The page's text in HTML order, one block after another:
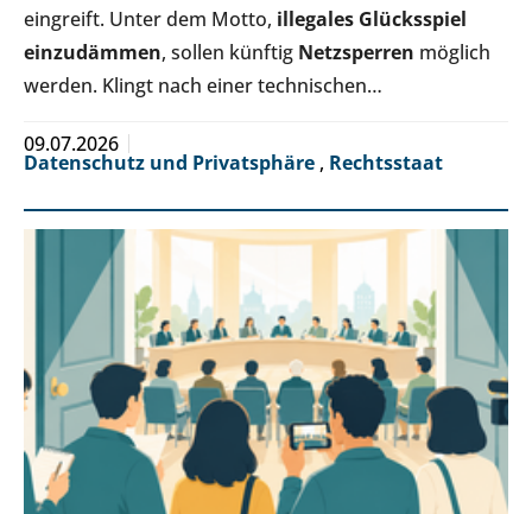
eingreift. Unter dem Motto, illegales Glücksspiel
einzudämmen, sollen künftig Netzsperren möglich
werden. Klingt nach einer technischen…
09.07.2026
Datenschutz und Privatsphäre , Rechtsstaat